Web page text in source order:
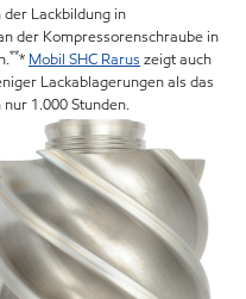
Lackbildung in
der Kompressorenschraube in
*** Mobil SHC Rarus zeigt auch
Lackablagerungen als das
1.000 Stunden.